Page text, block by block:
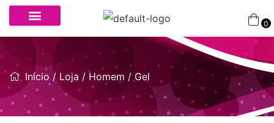
0
Início / Loja / Homem / Gel